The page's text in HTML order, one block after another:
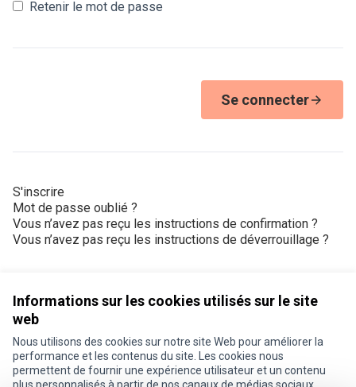
Informations sur les cookies utilisés sur le site
web
Nous utilisons des cookies sur notre site Web pour améliorer la
performance et les contenus du site. Les cookies nous
permettent de fournir une expérience utilisateur et un contenu
Retenir le mot de passe
Se connecter
S'inscrire
Mot de passe oublié ?
Vous n’avez pas reçu les instructions de confirmation ?
Vous n’avez pas reçu les instructions de déverrouillage ?
Conditions d'utilisation
Paramètres des cookies
Je participe ! sur X
Je participe ! sur Facebook
Je participe ! sur Instagram